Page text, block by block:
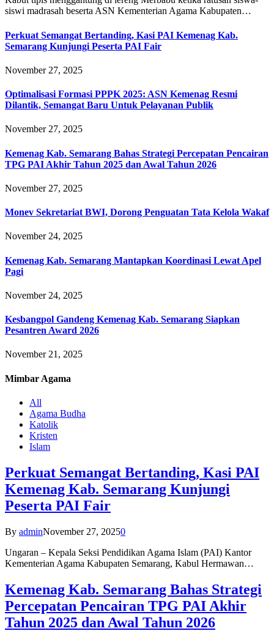
siswi madrasah beserta ASN Kementerian Agama Kabupaten…
Perkuat Semangat Bertanding, Kasi PAI Kemenag Kab.
Semarang Kunjungi Peserta PAI Fair
November 27, 2025
Optimalisasi Formasi PPPK 2025: ASN Kemenag Resmi
Dilantik, Semangat Baru Untuk Pelayanan Publik
November 27, 2025
Kemenag Kab. Semarang Bahas Strategi Percepatan Pencairan
TPG PAI Akhir Tahun 2025 dan Awal Tahun 2026
November 27, 2025
Monev Sekretariat BWI, Dorong Penguatan Tata Kelola Wakaf
November 24, 2025
Kemenag Kab. Semarang Mantapkan Koordinasi Lewat Apel
Pagi
November 24, 2025
Kesbangpol Gandeng Kemenag Kab. Semarang Siapkan
Pesantren Award 2026
November 21, 2025
Mimbar Agama
All
Agama Budha
Katolik
Kristen
Islam
Perkuat Semangat Bertanding, Kasi PAI
Kemenag Kab. Semarang Kunjungi
Peserta PAI Fair
By adminNovember 27, 20250
Ungaran – Kepala Seksi Pendidikan Agama Islam (PAI) Kantor
Kementerian Agama Kabupaten Semarang, Kabul Hermawan…
Kemenag Kab. Semarang Bahas Strategi
Percepatan Pencairan TPG PAI Akhir
Tahun 2025 dan Awal Tahun 2026